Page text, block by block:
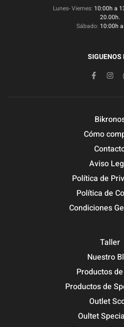
Lunes- Viernes: 10:00h a
20.00h.
Sábado: 10:00h
SIGUENOS
Cómo
Aviso
Política de
Política de
Condiciones
Taller
Nuestro
Productos
Productos de
Outlet
Oultet